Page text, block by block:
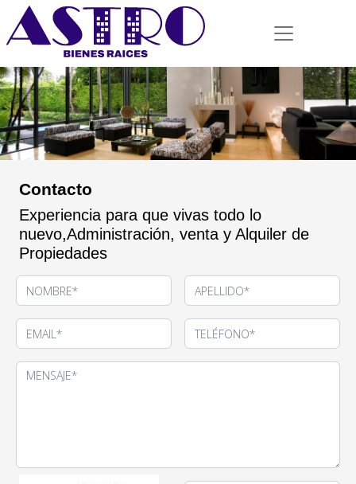
Contacto
Experiencia para que vivas todo lo
nuevo,Administración, venta y Alquiler de
Propiedades